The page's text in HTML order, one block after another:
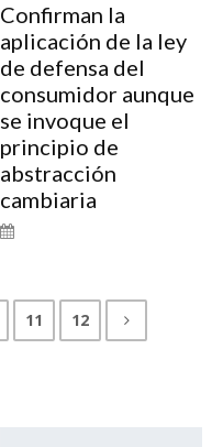
Confirman la
aplicación de la ley
de defensa del
consumidor aunque
se invoque el
principio de
abstracción
cambiaria
11 12